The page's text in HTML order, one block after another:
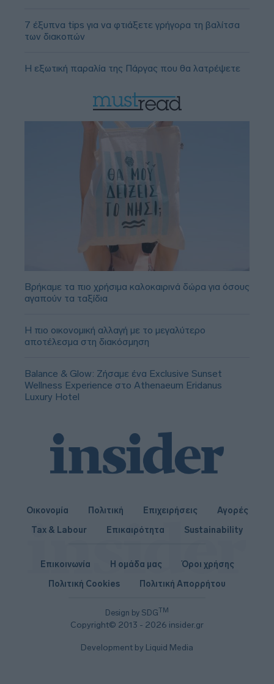
7 έξυπνα tips για να φτιάξετε γρήγορα τη βαλίτσα
των διακοπών
Η εξωτική παραλία της Πάργας που θα λατρέψετε
Βρήκαμε τα πιο χρήσιμα καλοκαιρινά δώρα για όσους
αγαπούν τα ταξίδια
Η πιο οικονομική αλλαγή με το μεγαλύτερο
αποτέλεσμα στη διακόσμηση
Balance & Glow: Ζήσαμε ένα Exclusive Sunset
Wellness Experience στο Athenaeum Eridanus
Luxury Hotel
Οικονομία Πολιτική Επιχειρήσεις
Αγορές
Tax & Labour
Επικαιρότητα Sustainability
Design by SDGTM
Copyright© 2013 - 2026 insider.gr
Επικοινωνία Η ομάδα μας
Όροι χρήσης
Πολιτική Cookies
Πολιτική Απορρήτου
Development by Liquid Media